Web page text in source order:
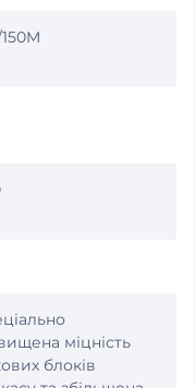
міцність
блоків